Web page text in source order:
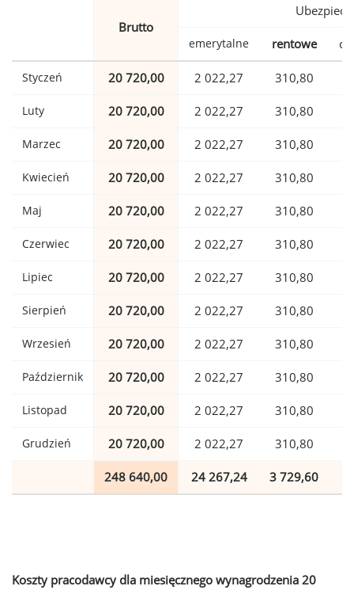
Brutto
emerytalne rentowe
Styczeń 20 720,00 2 022,27 310,80
Luty 20 720,00 2 022,27 310,80
Marzec 20 720,00 2 022,27 310,80
Kwiecień 20 720,00 2 022,27 310,80
Maj 20 720,00 2 022,27 310,80
Czerwiec 20 720,00 2 022,27 310,80
Lipiec 20 720,00 2 022,27 310,80
Sierpień 20 720,00 2 022,27 310,80
Wrzesień 20 720,00 2 022,27 310,80
Październik 20 720,00 2 022,27 310,80
Listopad 20 720,00 2 022,27 310,80
Grudzień 20 720,00 2 022,27 310,80
248 640,00 24 267,24 3 729,60
Koszty pracodawcy dla miesięcznego wynagrodzenia 20